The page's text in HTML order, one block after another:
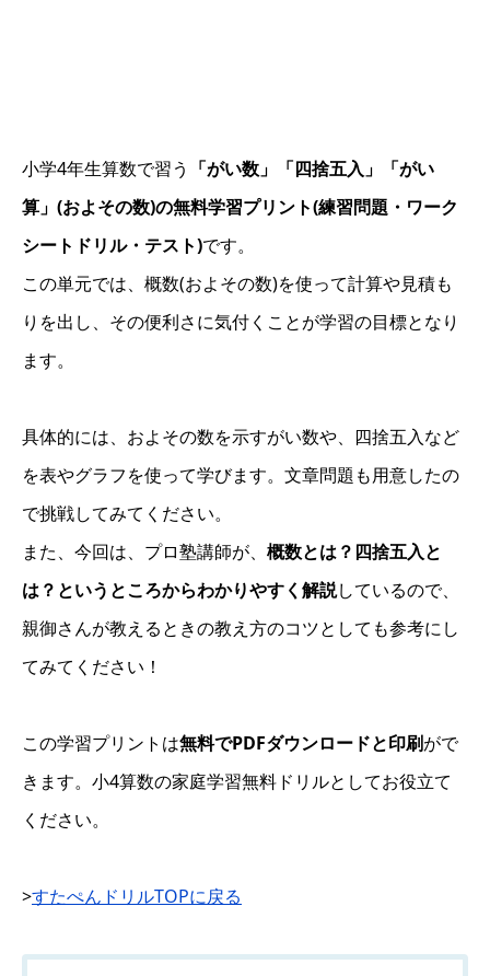
小学4年生算数で習う 「がい数」「四捨五入」「がい
算」(およその数)の無料学習プリント(練習問題・ワーク
シートドリル・テスト)です。
この単元では、概数(およその数)を使って計算や見積も
りを出し、その便利さに気付くことが学習の目標となり
ます。
具体的には、およその数を示すがい数や、四捨五入など
を表やグラフを使って学びます。文章問題も用意したの
で挑戦してみてください。
また、今回は、プロ塾講師が、 概数とは？四捨五入と
は？というところからわかりやすく解説しているので、
親御さんが教えるときの教え方のコツとしても参考にし
てみてください！
この学習プリントは無料でPDFダウンロードと印刷がで
きます。小4算数の家庭学習無料ドリルとしてお役立て
ください。
>すたぺんドリルTOPに戻る